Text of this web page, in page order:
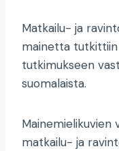
Matkailu- ja
mainetta tutkittiin
tutkimukseen
suomalaista.
Mainemielikuvien
matkailu- ja